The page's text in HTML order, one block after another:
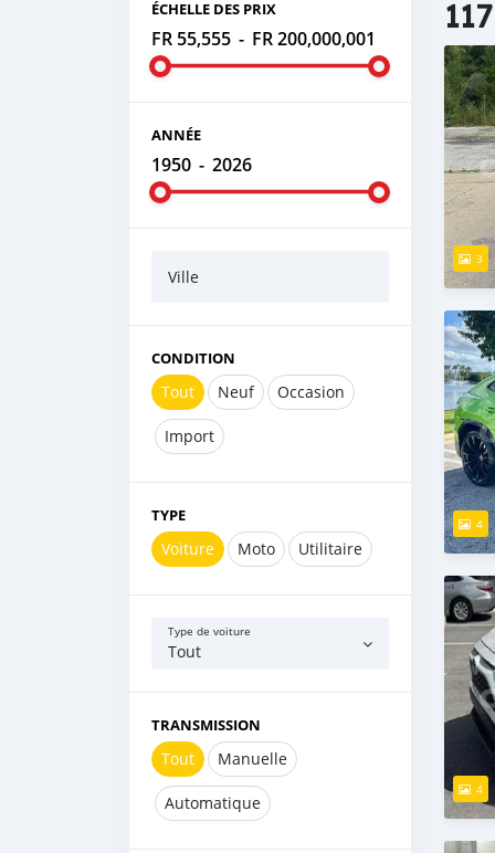
ÉCHELLE DES PRIX
FR 55,555 - FR 200,000,001
ANNÉE
1950 - 2026
Ville
CONDITION
Tout Neuf Occasion
Import
TYPE
Voiture Moto Utilitaire
Type de voiture
Tout
TRANSMISSION
Tout Manuelle
Automatique
3
4
4